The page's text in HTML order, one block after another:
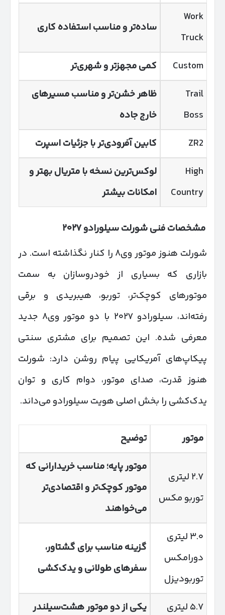
Work
Truck
ساده‌تر و مناسب استفاده کاری
Custom
کمی مجهزتر و شهری‌تر
Trail
Boss
ظاهر خشن‌تر و مناسب مسیرهای
خارج جاده
ZR2
کابین آفرودی‌تر با جزئیات اسپرت
High
Country
لوکس‌ترین نسخه با متریال بهتر و
امکانات بیشتر
مشخصات فنی شورلت سیلورادو۲۰۲۷
شورلت هنوز موتور وی۸ را کنار نگذاشته است. در
بازاری که بسیاری از خودروسازان به سمت
موتورهای کوچک‌تر، توربو، هیبریدی و برقی
رفته‌اند، سیلورادو ۲۰۲۷ با دو موتور وی۸ جدید
معرفی شده. این تصمیم برای مشتری سنتی
پیکاپ‌های آمریکایی پیام روشن دارد: شورلت
هنوز قدرت، صدای موتور، دوام کاری و توان
یدک‌کشی را بخش اصلی هویت سیلورادو می‌داند.
موتور توضیح
۲.۷ لیتری
توربو مکس
موتور پایه؛ مناسب خریدارانی که
موتور کوچک‌تر و اقتصادی‌تر
می‌خواهند
۳.۰ لیتری
دورامکس
توربودیزل
گزینه مناسب برای گشتاور،
سفرهای طولانی و یدک‌کشی
۵.۷ لیتری
یکی از دو موتور هشت‌سیلندر